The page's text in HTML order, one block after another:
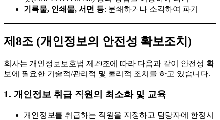
기록물, 인쇄물, 서면 등: 분쇄하거나 소각하여 파기
제8조 (개인정보의 안전성 확보조치)
회사는 개인정보보호법 제29조에 따라 다음과 같이 안전성 확
보에 필요한 기술적/관리적 및 물리적 조치를 하고 있습니다.
1. 개인정보 취급 직원의 최소화 및 교육
개인정보를 취급하는 직원을 지정하고 담당자에 한정시